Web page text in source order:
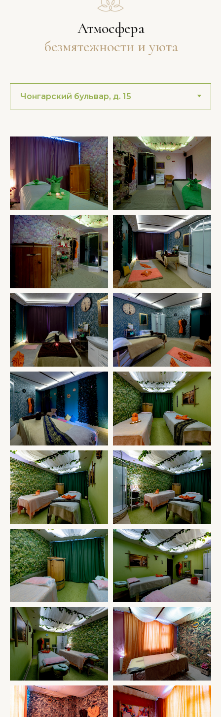
Атмосфера
безмятежности и уюта
СКОРО ОТКРЫТИЕ САЛОНА Г. МЫТИЩИ, УЛ.
РАЗВЕДЧИКА АБЕЛЯ Д 1